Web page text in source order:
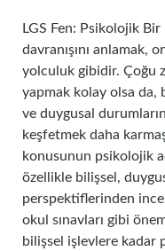
LGS Fen: Psikolojik
davranışını anlamak,
yolculuk gibidir. Çoğu
yapmak kolay olsa da,
ve duygusal
keşfetmek daha
konusunun psikolojik
özellikle bilişsel,
perspektiflerinden
okul sınavları gibi
bilişsel işlevlere kadar